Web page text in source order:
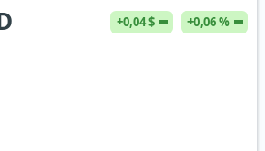
+0,04 $
+0,06 %